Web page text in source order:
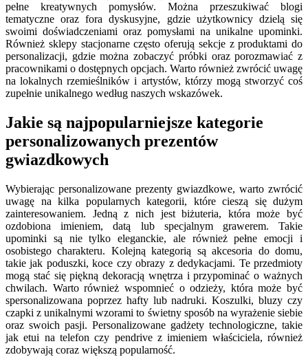
pełne kreatywnych pomysłów. Można przeszukiwać blogi
tematyczne oraz fora dyskusyjne, gdzie użytkownicy dzielą się
swoimi doświadczeniami oraz pomysłami na unikalne upominki.
Również sklepy stacjonarne często oferują sekcje z produktami do
personalizacji, gdzie można zobaczyć próbki oraz porozmawiać z
pracownikami o dostępnych opcjach. Warto również zwrócić uwagę
na lokalnych rzemieślników i artystów, którzy mogą stworzyć coś
zupełnie unikalnego według naszych wskazówek.
Jakie są najpopularniejsze kategorie
personalizowanych prezentów
gwiazdkowych
Wybierając personalizowane prezenty gwiazdkowe, warto zwrócić
uwagę na kilka popularnych kategorii, które cieszą się dużym
zainteresowaniem. Jedną z nich jest biżuteria, która może być
ozdobiona imieniem, datą lub specjalnym grawerem. Takie
upominki są nie tylko eleganckie, ale również pełne emocji i
osobistego charakteru. Kolejną kategorią są akcesoria do domu,
takie jak poduszki, koce czy obrazy z dedykacjami. Te przedmioty
mogą stać się piękną dekoracją wnętrza i przypominać o ważnych
chwilach. Warto również wspomnieć o odzieży, która może być
spersonalizowana poprzez hafty lub nadruki. Koszulki, bluzy czy
czapki z unikalnymi wzorami to świetny sposób na wyrażenie siebie
oraz swoich pasji. Personalizowane gadżety technologiczne, takie
jak etui na telefon czy pendrive z imieniem właściciela, również
zdobywają coraz większą popularność.